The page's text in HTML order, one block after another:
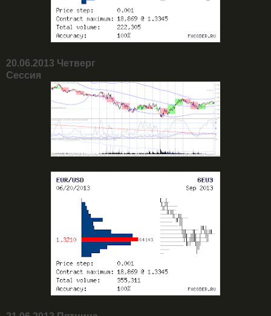
20.06.2013 Четверг
Сессия